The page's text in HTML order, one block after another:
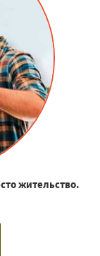
жительство.